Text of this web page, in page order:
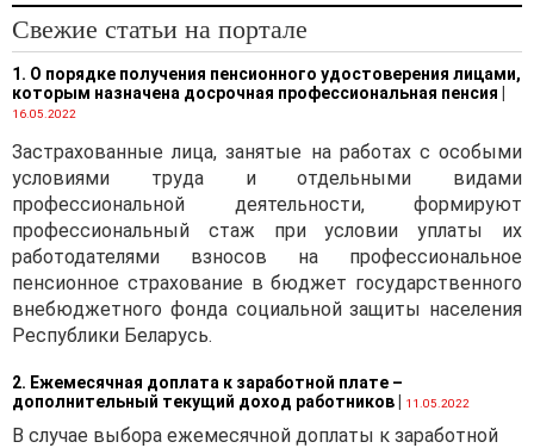
Свежие статьи на портале
1. О порядке получения пенсионного удостоверения лицами,
которым назначена досрочная профессиональная пенсия
16.05.2022
Застрахованные лица, занятые на работах с особыми
условиями труда и отдельными видами
профессиональной деятельности, формируют
профессиональный стаж при условии уплаты их
работодателями взносов на профессиональное
пенсионное страхование в бюджет государственного
внебюджетного фонда социальной защиты населения
Республики Беларусь.
2. Ежемесячная доплата к заработной плате –
дополнительный текущий доход работников
11.05.2022
В случае выбора ежемесячной доплаты к заработной